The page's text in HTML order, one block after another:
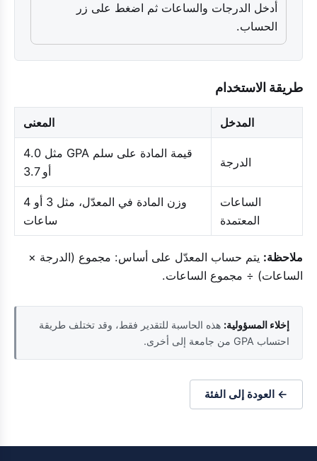
أدخل الدرجات والساعات ثم اضغط على زر
الحساب.
طريقة الاستخدام
المدخل المعنى
الدرجة
قيمة المادة على سلم GPA مثل 4.0
أو 3.7
الساعات
المعتمدة
وزن المادة في المعدّل، مثل 3 أو 4
ساعات
ملاحظة: يتم حساب المعدّل على أساس: مجموع (الدرجة ×
الساعات) ÷ مجموع الساعات.
إخلاء المسؤولية: هذه الحاسبة للتقدير فقط، وقد تختلف طريقة
احتساب GPA من جامعة إلى أخرى.
← العودة إلى الفئة